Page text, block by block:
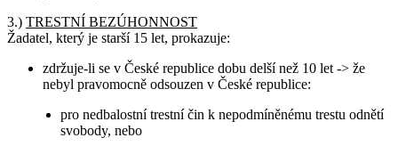
3.) TRESTNÍ BEZÚHONNOST
Žadatel, který je starší 15 let, prokazuje:
zdržuje-li se v České republice dobu delší než 10 let -> že
nebyl pravomocně odsouzen v České republice:
pro nedbalostní trestní čin k nepodmíněnému trestu odnětí
svobody, nebo